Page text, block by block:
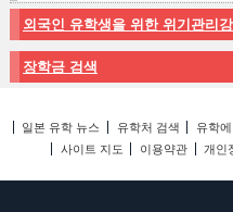
외국인 유학생을 위한 위기관리
장학금 검색
일본 유학 뉴스 유학처 검색 유학
사이트 지도
이용약관 개인